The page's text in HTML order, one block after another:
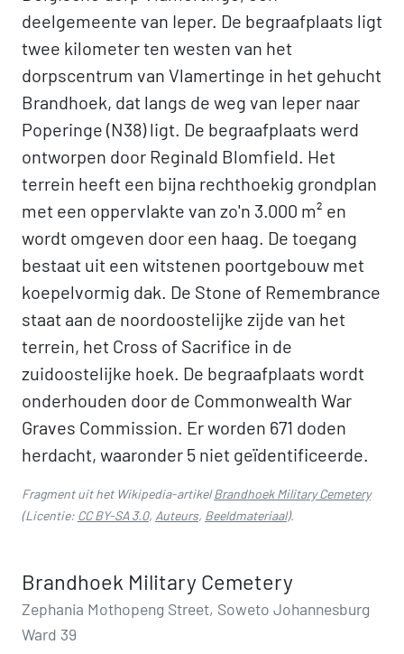
deelgemeente van Ieper. De begraafplaats ligt
twee kilometer ten westen van het
dorpscentrum van Vlamertinge in het gehucht
Brandhoek, dat langs de weg van Ieper naar
Poperinge (N38) ligt. De begraafplaats werd
ontworpen door Reginald Blomfield. Het
terrein heeft een bijna rechthoekig grondplan
met een oppervlakte van zo'n 3.000 m² en
wordt omgeven door een haag. De toegang
bestaat uit een witstenen poortgebouw met
koepelvormig dak. De Stone of Remembrance
staat aan de noordoostelijke zijde van het
terrein, het Cross of Sacrifice in de
zuidoostelijke hoek. De begraafplaats wordt
onderhouden door de Commonwealth War
Graves Commission. Er worden 671 doden
herdacht, waaronder 5 niet geïdentificeerde.
Fragment uit het Wikipedia-artikelBrandhoek Military Cemetery
(Licentie: CC BY-SA 3.0, Auteurs, Beeldmateriaal).
Brandhoek Military Cemetery
Zephania Mothopeng Street, Soweto Johannesburg
Ward 39